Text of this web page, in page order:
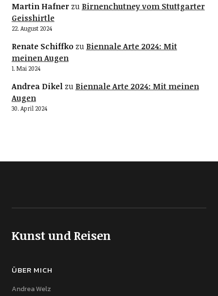
Martin Hafnerzu Birnenchutney vom Stuttgarter
Geisshirtle
22. August 2024
Renate Schiffkozu Biennale Arte 2024: Mit
meinen Augen
1. Mai 2024
Andrea Dikelzu Biennale Arte 2024: Mit meinen
Augen
30. April 2024
Kunst und Reisen
ÜBER MICH
Andrea Welz